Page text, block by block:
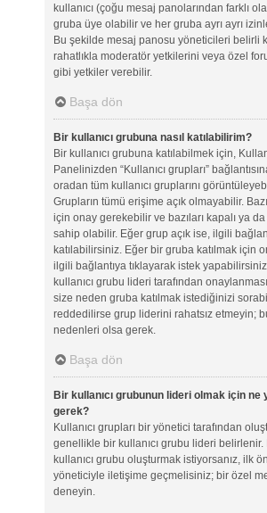
kullanıcı (çoğu mesaj panolarından farklı
gruba üye olabilir ve her gruba ayrı ayrı
Bu şekilde mesaj panosu yöneticileri belirli
rahatlıkla moderatör yetkilerini veya özel
gibi yetkiler verebilir.
Başa dön
Bir kullanıcı grubuna nasıl katılabilirim?
Bir kullanıcı grubuna katılabilmek için,
Panelinizden “Kullanıcı grupları”
oradan tüm kullanıcı gruplarını
Grupların tümü erişime açık olmayabilir.
için onay gerekebilir ve bazıları kapalı ya
sahip olabilir. Eğer grup açık ise, ilgili
katılabilirsiniz. Eğer bir gruba katılmak için
ilgili bağlantıya tıklayarak istek
kullanıcı grubu lideri tarafından
size neden gruba katılmak istediğinizi
reddedilirse grup liderini rahatsız etmeyin;
nedenleri olsa gerek.
Başa dön
Bir kullanıcı grubunun lideri olmak için ne
gerek?
Kullanıcı grupları bir yönetici tarafından
genellikle bir kullanıcı grubu lideri
kullanıcı grubu oluşturmak istiyorsanız, ilk
yöneticiyle iletişime geçmelisiniz; bir özel
deneyin.